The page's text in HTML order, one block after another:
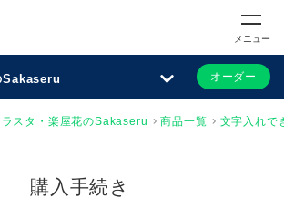
メニュー
Sakaseru オーダー
ラスタ・楽屋花のSakaseru 商品一覧 文字入れで
購入手続き